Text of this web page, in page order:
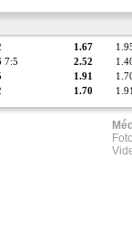
1.67
7:5 2.52
1.91
1.70 1.91